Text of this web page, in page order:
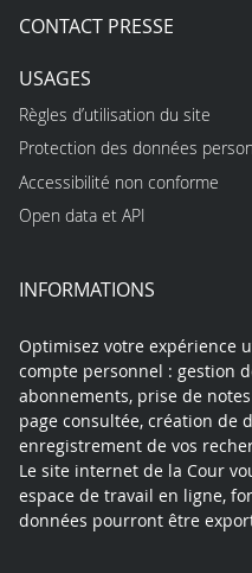
CONTACT PRESSE
USAGES
Règles d’utilisation du site
Protection des données
Accessibilité non conforme
Open data et API
INFORMATIONS
Optimisez votre expérience
compte personnel : gestion
abonnements, prise de
page consultée, création de
enregistrement de vos
Le site internet de la Cour
espace de travail en ligne,
données pourront être